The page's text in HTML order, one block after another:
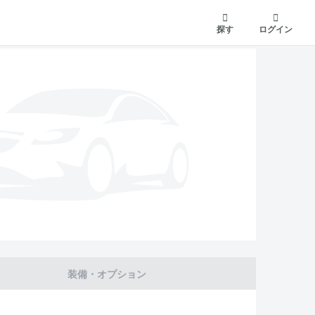
探す
ログイン
装備・オプション